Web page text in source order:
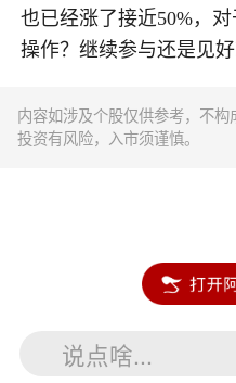
也已经涨了接近50%，
操作？继续参与还是见好
内容如涉及个股仅供参考，不构
投资有风险，入市须谨慎。
说点啥...